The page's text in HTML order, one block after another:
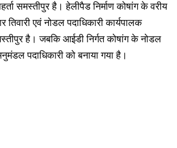
समस्तीपुर है। हेलीपैड निर्माण कोषांग के वरीय
तिवारी एवं नोडल पदाधिकारी कार्यपालक
है। जबकि आईडी निर्गत कोषांग के नोडल
पदाधिकारी को बनाया गया है।